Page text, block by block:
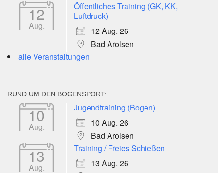
12
Aug.
Öffentliches Training (GK, KK,
Luftdruck)
12 Aug. 26
Bad Arolsen
alle Veranstaltungen
RUND UM DEN BOGENSPORT:
10
Aug.
Jugendtraining (Bogen)
10 Aug. 26
Bad Arolsen
13
Aug.
Training / Freies Schießen
13 Aug. 26